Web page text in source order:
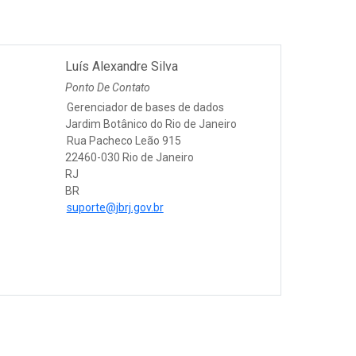
Luís Alexandre Silva
Ponto De Contato
Gerenciador de bases de dados
Jardim Botânico do Rio de Janeiro
Rua Pacheco Leão 915
22460-030 Rio de Janeiro
RJ
BR
suporte@jbrj.gov.br